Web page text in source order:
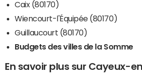
Caix (80170)
Wiencourt-l'Équipée (80170)
Guillaucourt (80170)
Budgets des villes de la Somme
En savoir plus sur Cayeux-